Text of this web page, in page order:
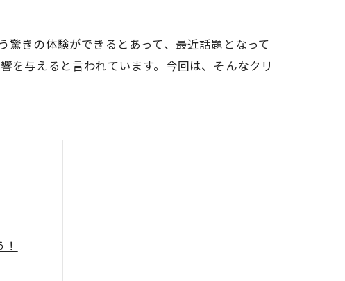
きの体験ができるとあって、最近話題となって
を与えると言われています。今回は、そんなクリ
感！